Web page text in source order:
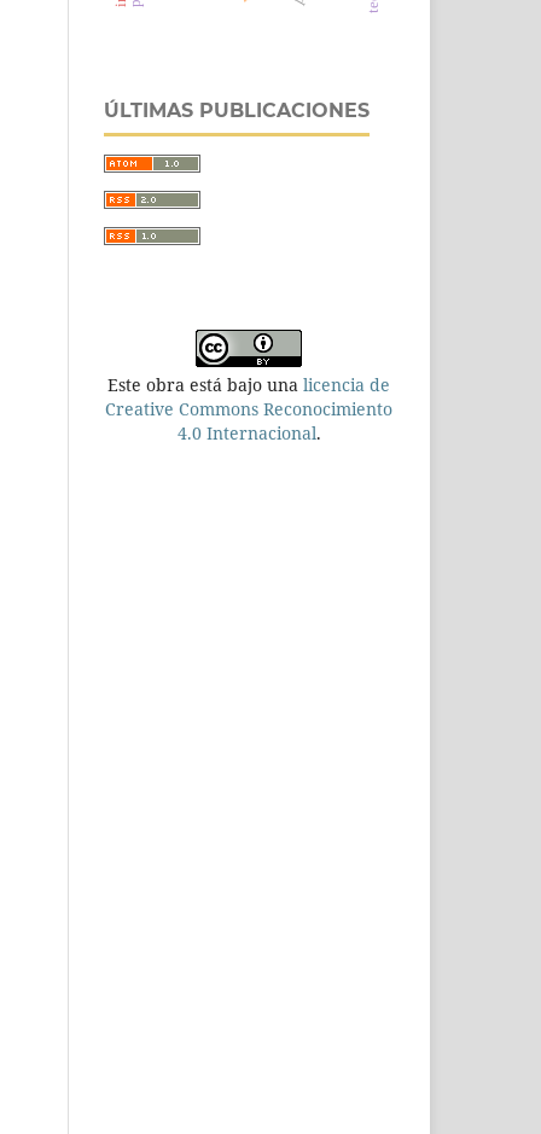
ÚLTIMAS PUBLICACIONES
Este obra está bajo una licencia de
Creative Commons Reconocimiento
4.0 Internacional.